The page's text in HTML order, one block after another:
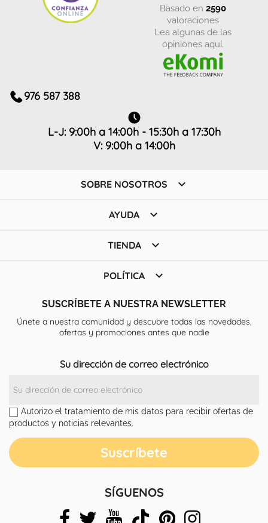
basado en 2590
valoraciones
Lea algunas de las
opiniones aquí.
976 587 388
L-J: 9:00h a 14:00h - 15:30h a 17:30h
V: 9:00h a 14:00h
SOBRE NOSOTROS 
AYUDA 
TIENDA 
POLÍTICA 
SUSCRÍBETE A NUESTRA NEWSLETTER
Únete a nuestra comunidad y descubre todas las novedades,
ofertas y promociones antes que nadie
Su dirección de correo electrónico
Autorizo el tratamiento de mis datos para recibir ofertas de
productos y noticias relevantes.
SÍGUENOS